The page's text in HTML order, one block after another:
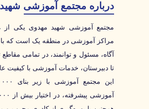
درباره مجتمع آموزشی
مجتمع آموزشی شهید مهدوی یکی از
مراکز آموزشی در منطقه یک است که
آگاه، مسئول و توانمند، در تمامی
تا دبیرستان، خدمات آموزشی با کیفیت